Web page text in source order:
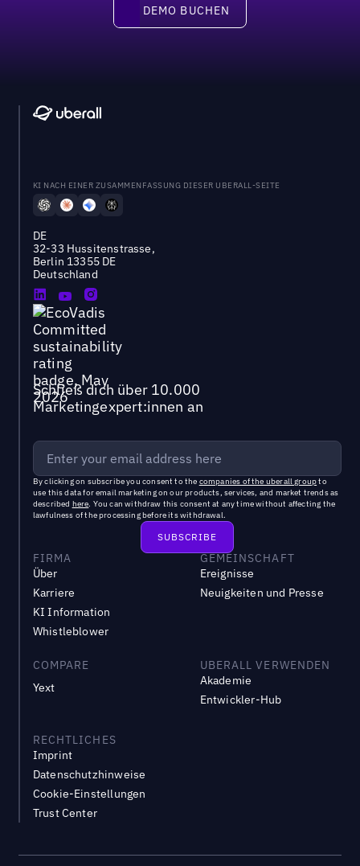
DEMO BUCHEN
DEMO BUCHEN
KI NACH EINER ZUSAMMENFASSUNG DIESER UBERALL-SEITE
DE
32-33 Hussitenstrasse,
Berlin 13355 DE
Deutschland
Schließ dich über 10.000
Marketingexpert:innen an
By clicking on subscribe you consent to the companies of the uberall groupto
use this data for email marketing on our products, services, and market trends as
described here. You can withdraw this consent at any time without affecting the
lawfulness of the processing before its withdrawal.
FIRMA
Über
Karriere
KI Information
Whistleblower
GEMEINSCHAFT
Ereignisse
Neuigkeiten und Presse
COMPARE
Yext
UBERALL VERWENDEN
Akademie
Entwickler-Hub
RECHTLICHES
Imprint
Datenschutzhinweise
Cookie-Einstellungen
Trust Center